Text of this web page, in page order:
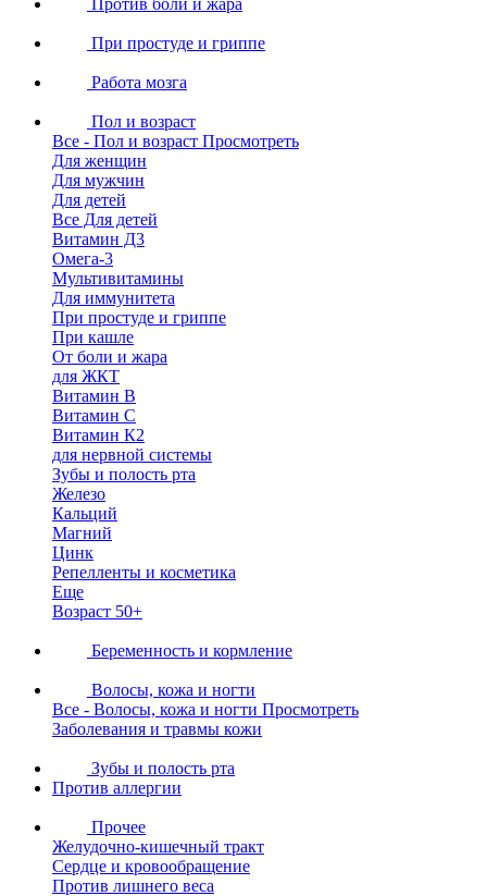
Против боли и жара
При простуде и гриппе
Работа мозга
Пол и возраст
Все - Пол и возраст Просмотреть
Для женщин
Для мужчин
Для детей
Все Для детей
Витамин Д3
Омега-3
Мультивитамины
Для иммунитета
При простуде и гриппе
При кашле
От боли и жара
для ЖКТ
Витамин В
Витамин С
Витамин К2
для нервной системы
Зубы и полость рта
Железо
Кальций
Магний
Цинк
Репелленты и косметика
Еще
Возраст 50+
Беременность и кормление
Волосы, кожа и ногти
Все - Волосы, кожа и ногти Просмотреть
Заболевания и травмы кожи
Зубы и полость рта
Против аллергии
Прочее
Желудочно-кишечный тракт
Сердце и кровообращение
Против лишнего веса